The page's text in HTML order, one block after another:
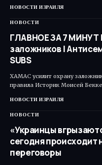
НОВОСТИ ИЗРАИЛЯ
НОВОСТИ
ГЛАВНОЕ ЗА 7 МИНУТ
заложников |
SUBS
ХАМАС усилит охрану
правила Историк Моисей
НОВОСТИ ИЗРАИЛЯ
НОВОСТИ
«Украинцы
сегодня происходит
переговоры